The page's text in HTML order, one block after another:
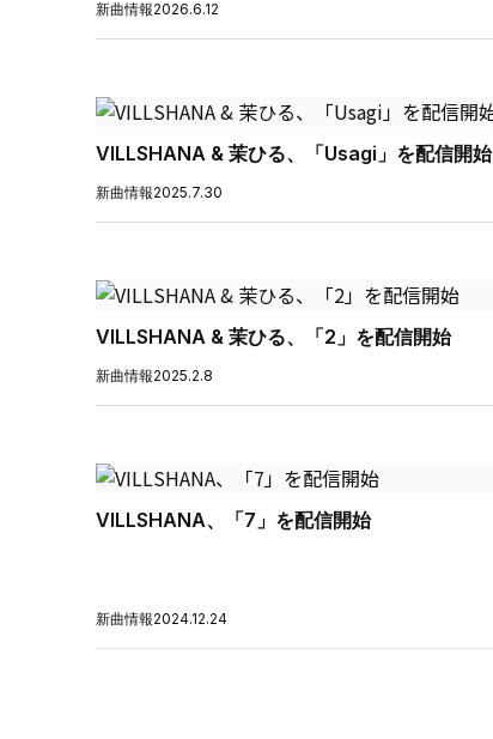
新曲情報2026.6.12
VILLSHANA & 茉ひる、「Usagi」を配信開始
新曲情報2025.7.30
VILLSHANA & 茉ひる、「2」を配信開始
新曲情報2025.2.8
VILLSHANA、「7」を配信開始
新曲情報2024.12.24